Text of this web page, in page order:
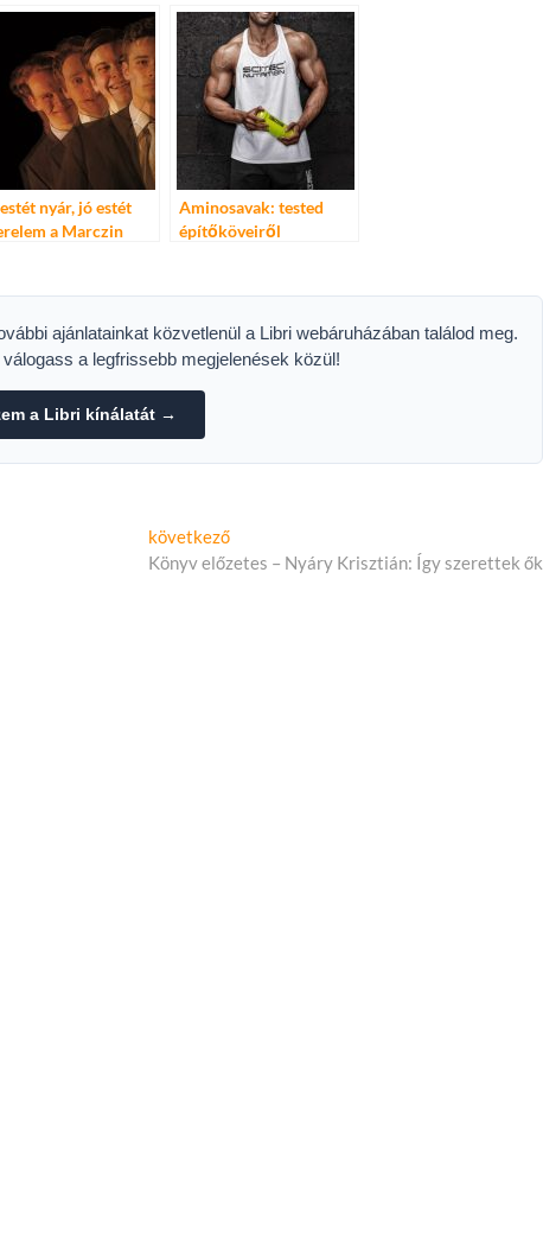
nyár, jó estét
a Marczin
Aminosavak: tested
építőköveiről
ajánlatainkat közvetlenül a Libri webáruházában találod meg.
a legfrissebb megjelenések közül!
a Libri kínálatát →
következőKövetkező
cikk:
Könyv előzetes – Nyáry Krisztián: Így szerettek ők